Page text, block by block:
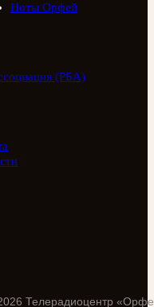
Ноты Орфей
(РБА)
Телерадиоцентр